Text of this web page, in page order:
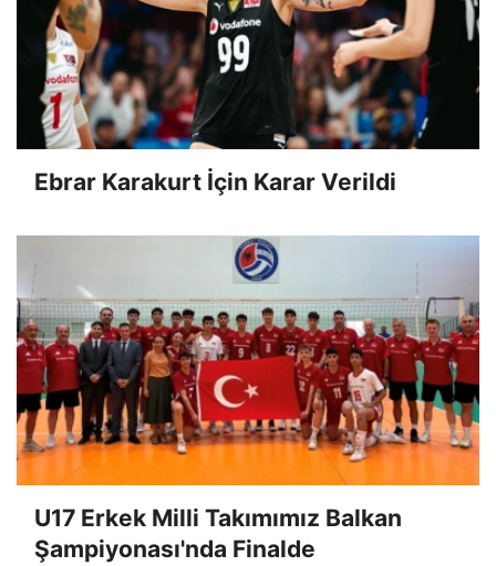
Ebrar Karakurt İçin Karar Verildi
U17 Erkek Milli Takımımız Balkan
Şampiyonası'nda Finalde